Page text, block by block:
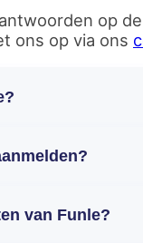
op
ons op via ons
van Funle?